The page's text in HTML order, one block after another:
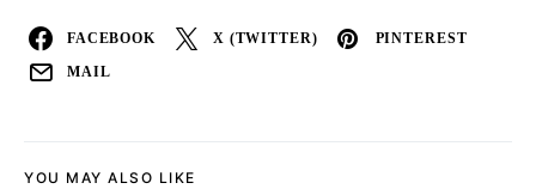
FACEBOOK X (TWITTER) PINTEREST
MAIL
YOU MAY ALSO LIKE